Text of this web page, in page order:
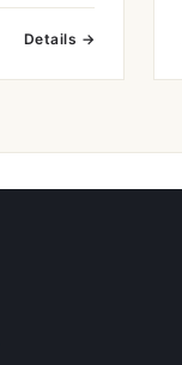
Details →